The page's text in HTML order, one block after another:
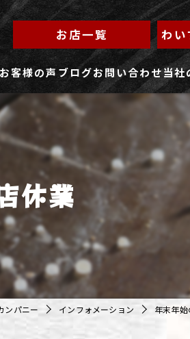
お店一覧 わ
お客様の声 ブログお問い合わせ当社
ラ
鉄
休業
ンパニー インフォメーション 年末年